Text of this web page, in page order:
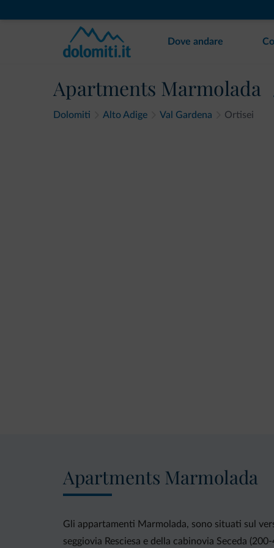
Dove andare
Apartments Marmolada
Dolomiti Alto Adige Val Gardena Ortisei
Apartments Marmolada
Gli appartamenti Marmolada, sono situati sul
seggiovia Resciesa e della cabinovia Seceda